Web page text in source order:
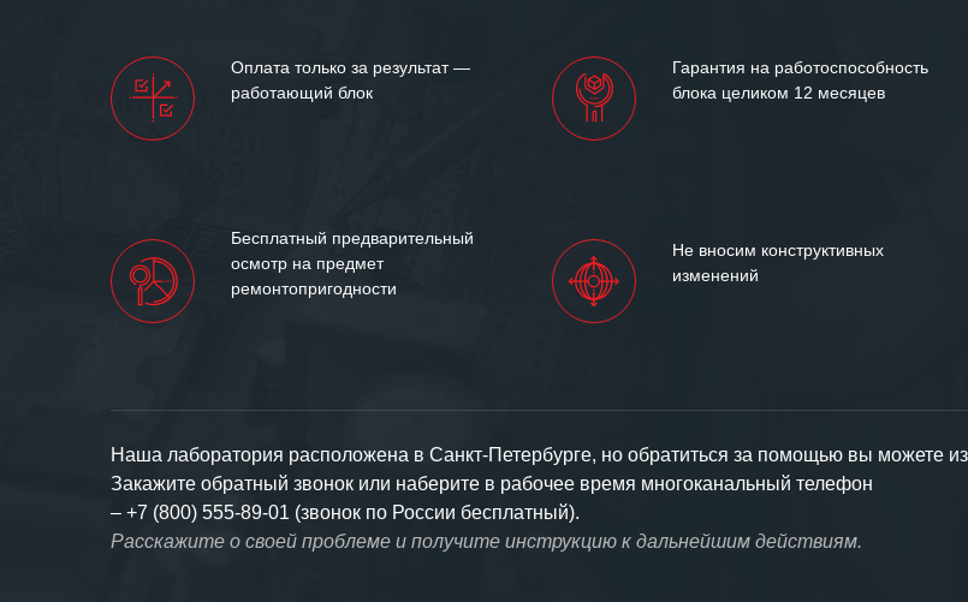
Оплата только за результат —
работающий блок
Гарантия на работоспособность
блока целиком 12 месяцев
Бесплатный предварительный
осмотр на предмет
ремонтопригодности
Не вносим конструктивных
изменений
Наша лаборатория расположена в Санкт-Петербурге, но обратиться за помощью вы можете
Закажите обратный звонок или наберите в рабочее время многоканальный телефон
– +7 (800) 555-89-01 (звонок по России бесплатный).
Расскажите о своей проблеме и получите инструкцию к дальнейшим действиям.